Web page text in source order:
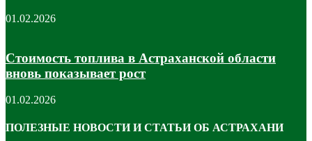
01.02.2026
Стоимость топлива в Астраханской области
вновь показывает рост
01.02.2026
ПОЛЕЗНЫЕ НОВОСТИ И СТАТЬИ ОБ АСТРАХАНИ